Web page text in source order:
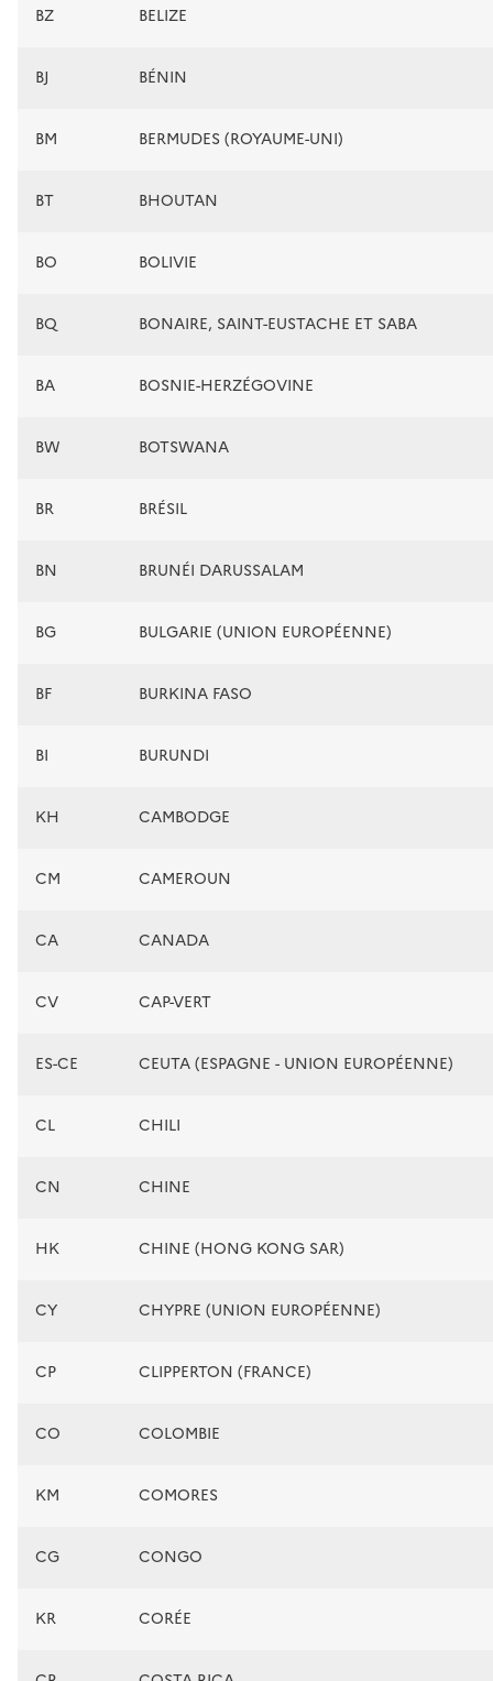
BZ BELIZE
BJ BÉNIN
BM BERMUDES (ROYAUME-UNI)
BT BHOUTAN
BO BOLIVIE
BQ BONAIRE, SAINT-EUSTACHE ET SABA
BA BOSNIE-HERZÉGOVINE
BW BOTSWANA
BR BRÉSIL
BN BRUNÉI DARUSSALAM
BG BULGARIE (UNION EUROPÉENNE)
BF BURKINA FASO
BI BURUNDI
KH CAMBODGE
CM CAMEROUN
CA CANADA
CV CAP-VERT
ES-CE CEUTA (ESPAGNE - UNION EUROPÉENNE)
CL CHILI
CN CHINE
HK CHINE (HONG KONG SAR)
CY CHYPRE (UNION EUROPÉENNE)
CP CLIPPERTON (FRANCE)
CO COLOMBIE
KM COMORES
CG CONGO
KR CORÉE